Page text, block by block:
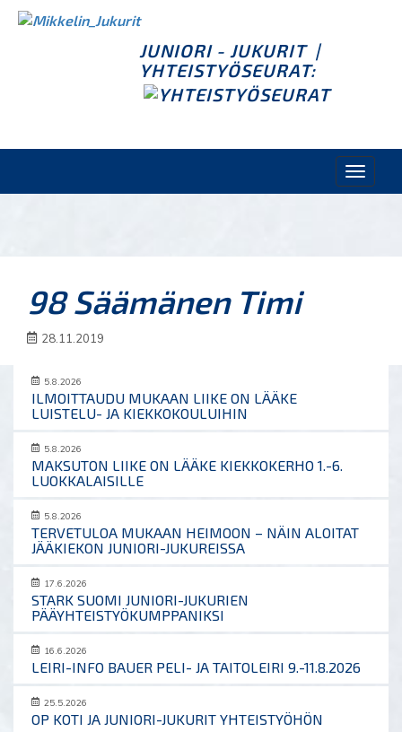
JUNIORI - JUKURIT |
YHTEISTYÖSEURAT:
Toggle
98 Säämänen Timi
28.11.2019
5.8.2026
ILMOITTAUDU MUKAAN LIIKE ON LÄÄKE
LUISTELU- JA KIEKKOKOULUIHIN
5.8.2026
MAKSUTON LIIKE ON LÄÄKE KIEKKOKERHO 1.-6.
LUOKKALAISILLE
5.8.2026
TERVETULOA MUKAAN HEIMOON – NÄIN ALOITAT
JÄÄKIEKON JUNIORI-JUKUREISSA
17.6.2026
STARK SUOMI JUNIORI-JUKURIEN
PÄÄYHTEISTYÖKUMPPANIKSI
16.6.2026
LEIRI-INFO BAUER PELI- JA TAITOLEIRI 9.-11.8.2026
25.5.2026
OP KOTI JA JUNIORI-JUKURIT YHTEISTYÖHÖN